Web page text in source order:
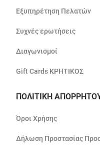
Εξυπηρέτηση Πελατών
Συχνές ερωτήσεις
Διαγωνισμοί
Gift Cards ΚΡΗΤΙΚΟΣ
ΠΟΛΙΤΙΚΗ
Όροι Χρήσης
Δήλωση Προστασίας